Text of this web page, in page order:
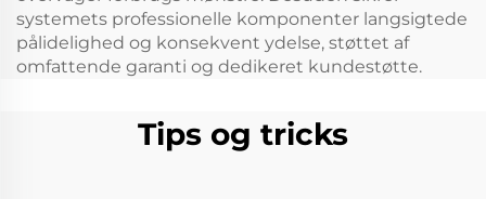
systemets professionelle komponenter langsigtede
pålidelighed og konsekvent ydelse, støttet af
omfattende garanti og dedikeret kundestøtte.
Tips og tricks